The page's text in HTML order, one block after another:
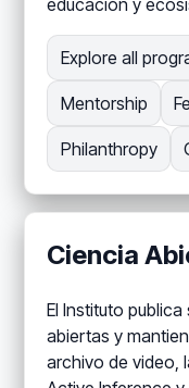
educación y
Explore all
Mentorship
Philanthropy
Ciencia
El Instituto
abiertas y
archivo de video,